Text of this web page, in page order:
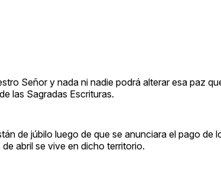
Señor y nada ni nadie podrá alterar esa paz
las Sagradas Escrituras.
de júbilo luego de que se anunciara el pago de
abril se vive en dicho territorio.